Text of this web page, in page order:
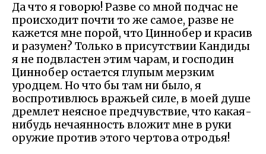
Да что я говорю! Разве со мной подчас не
происходит почти то же самое, разве не
кажется мне порой, что Циннобер и красив
и разумен? Только в присутствии Кандиды
я не подвластен этим чарам, и господин
Циннобер остается глупым мерзким
уродцем. Но что бы там ни было, я
воспротивлюсь вражьей силе, в моей душе
дремлет неясное предчувствие, что какая-
нибудь нечаянность вложит мне в руки
оружие против этого чертова отродья!